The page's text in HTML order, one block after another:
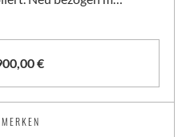
€
MERKEN